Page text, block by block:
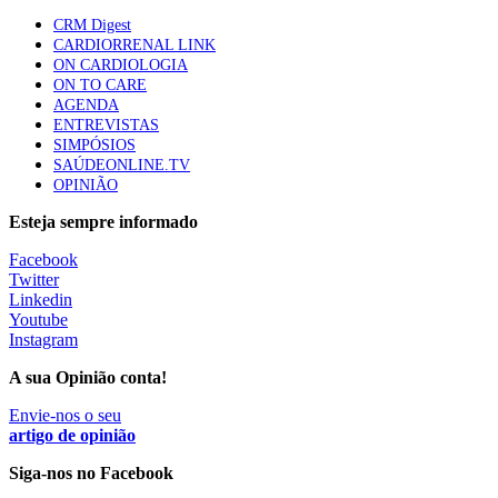
Especialistas defendem mais potássio na alimentação
para ajudar a controlar a hipertensão
57 visualizações
MAIS NOTÍCIAS
CRM Digest
CARDIORRENAL LINK
ON CARDIOLOGIA
ON TO CARE
AGENDA
ENTREVISTAS
SIMPÓSIOS
SAÚDEONLINE.TV
OPINIÃO
Esteja sempre informado
Facebook
Twitter
Linkedin
Youtube
Instagram
A sua Opinião conta!
Envie-nos o seu
artigo de opinião
Siga-nos no Facebook